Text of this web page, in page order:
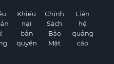
Khiếu
nại
bản
quyền
Chính
Sách
Bảo
Mật
Liên
hệ
quảng
cáo